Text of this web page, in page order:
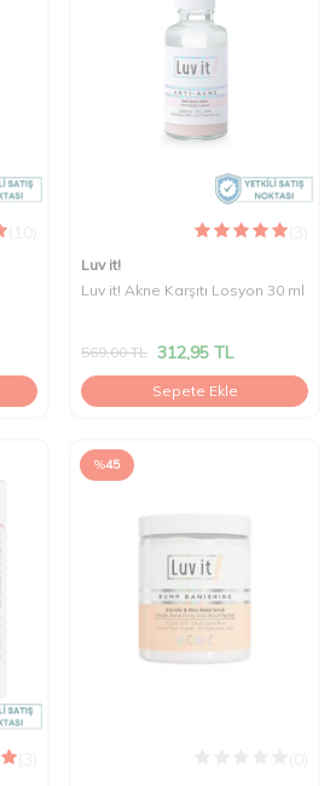
Luv it!
Luv it! Akne Karşıtı Losyon 30 ml
569,00TL 312,95 TL
Sepete Ekle
%45